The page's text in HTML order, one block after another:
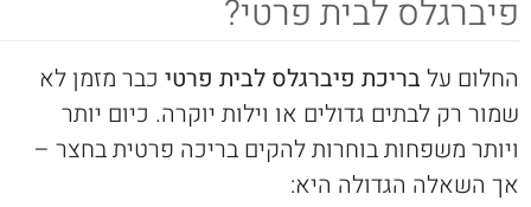
פיברגלס לבית פרטי?
החלום על בריכת פיברגלס לבית פרטי כבר מזמן לא
שמור רק לבתים גדולים או וילות יוקרה. כיום יותר
ויותר משפחות בוחרות להקים בריכה פרטית בחצר –
אך השאלה הגדולה היא: